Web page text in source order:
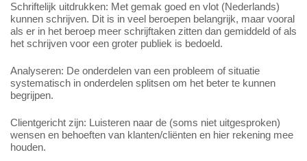
Schriftelijk uitdrukken: Met gemak goed en vlot (Nederlands)
kunnen schrijven. Dit is in veel beroepen belangrijk, maar vooral
als er in het beroep meer schrijftaken zitten dan gemiddeld of als
het schrijven voor een groter publiek is bedoeld.
Analyseren: De onderdelen van een probleem of situatie
systematisch in onderdelen splitsen om het beter te kunnen
begrijpen.
Clientgericht zijn: Luisteren naar de (soms niet uitgesproken)
wensen en behoeften van klanten/cliënten en hier rekening mee
houden.